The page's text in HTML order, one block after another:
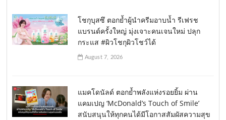
โชกุบุสซึ ตอกย้ำผู้นำครีมอาบน้ำ รีเฟรช
แบรนด์ครั้งใหญ่ มุ่งเจาะคนเจนใหม่ ปลุก
กระแส #ผิวโชกุผิวโชว์ได้
August 7, 2026
แมคโดนัลด์ ตอกย้ำพลังแห่งรอยยิ้ม ผ่าน
แคมเปญ ‘McDonald’s Touch of Smile’
สนับสนุนให้ทุกคนได้มีโอกาสสัมผัสความสุข